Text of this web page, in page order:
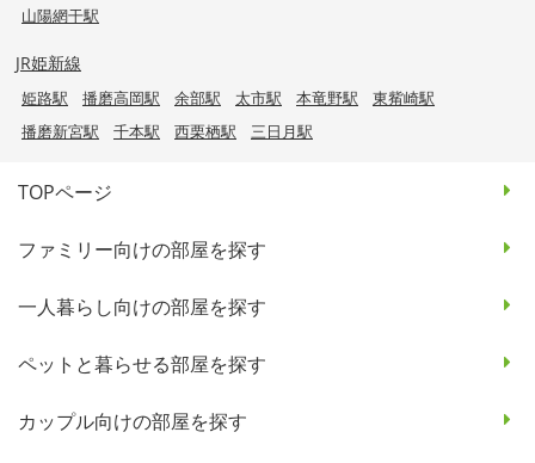
山陽網干駅
JR姫新線
姫路駅 播磨高岡駅 余部駅 太市駅 本竜野駅
東觜崎駅
播磨新宮駅
千本駅 西栗栖駅 三日月駅
TOPページ
ファミリー向けの部屋を探す
一人暮らし向けの部屋を探す
ペットと暮らせる部屋を探す
カップル向けの部屋を探す